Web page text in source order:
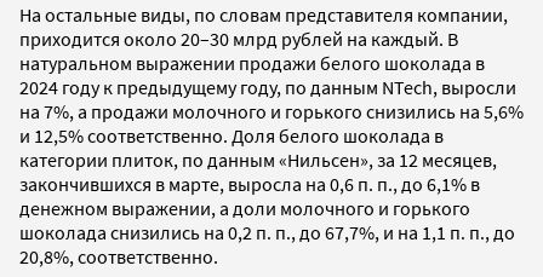
На остальные виды, по словам представителя компании,
приходится около 20–30 млрд рублей на каждый. В
натуральном выражении продажи белого шоколада в
2024 году к предыдущему году, по данным NTech, выросли
на 7%, а продажи молочного и горького снизились на 5,6%
и 12,5% соответственно. Доля белого шоколада в
категории плиток, по данным «Нильсен», за 12 месяцев,
закончившихся в марте, выросла на 0,6 п. п., до 6,1% в
денежном выражении, а доли молочного и горького
шоколада снизились на 0,2 п. п., до 67,7%, и на 1,1 п. п., до
20,8%, соответственно.